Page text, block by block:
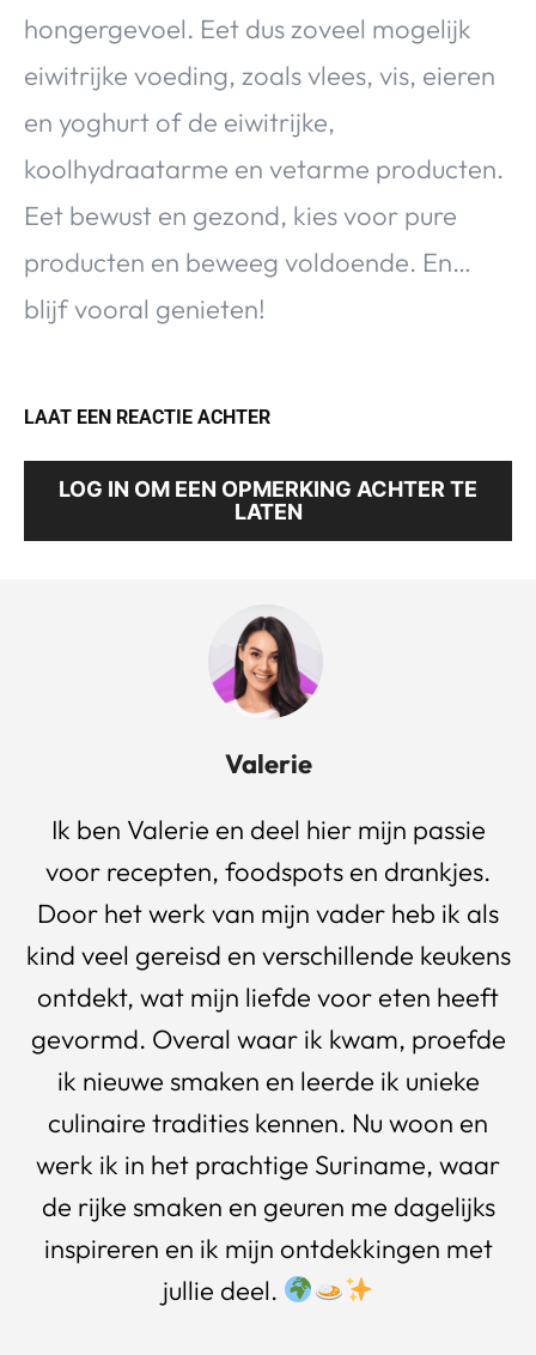
hongergevoel. Eet dus zoveel mogelijk
eiwitrijke voeding, zoals vlees, vis, eieren
en yoghurt of de eiwitrijke,
koolhydraatarme en vetarme producten.
Eet bewust en gezond, kies voor pure
producten en beweeg voldoende. En…
blijf vooral genieten!
LAAT EEN REACTIE ACHTER
LOG IN OM EEN OPMERKING ACHTER TE
LATEN
Valerie
Ik ben Valerie en deel hier mijn passie
voor recepten, foodspots en drankjes.
Door het werk van mijn vader heb ik als
kind veel gereisd en verschillende keukens
ontdekt, wat mijn liefde voor eten heeft
gevormd. Overal waar ik kwam, proefde
ik nieuwe smaken en leerde ik unieke
culinaire tradities kennen. Nu woon en
werk ik in het prachtige Suriname, waar
de rijke smaken en geuren me dagelijks
inspireren en ik mijn ontdekkingen met
jullie deel.